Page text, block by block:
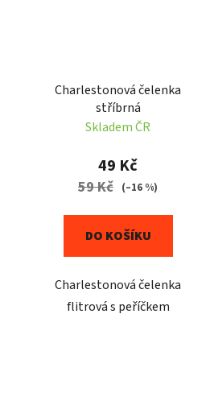
Charlestonová čelenka
stříbrná
Skladem ČR
49 Kč
59 Kč (–16 %)
DO KOŠÍKU
Charlestonová čelenka
flitrová s peříčkem